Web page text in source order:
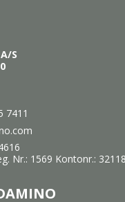
S
7411
Nr.: 1569 Kontonr.: